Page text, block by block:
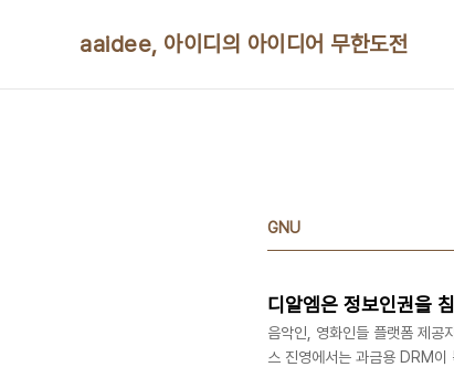
aaidee, 아이디의 아이디어 무한도전
GNU
디알엠은 정보인권을
음악인, 영화인들 플랫폼 제공
스 진영에서는 과금용 DRM이